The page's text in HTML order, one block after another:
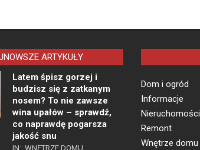
ARTYKUŁY
Latem śpisz gorzej i
budzisz się z zatkanym
nosem? To nie zawsze
wina upałów – sprawdź,
co naprawdę pogarsza
jakość snu
IN: WNĘTRZE DOMU
Dom i ogród
Informacje
Nieruchomości
Remont
Wnętrze domu